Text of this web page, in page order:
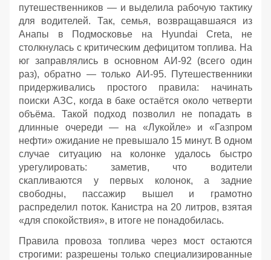
путешественников — и выделила рабочую тактику
для водителей. Так, семья, возвращавшаяся из
Анапы в Подмосковье на Hyundai Creta, не
столкнулась с критическим дефицитом топлива. На
юг заправлялись в основном АИ‑92 (всего один
раз), обратно — только АИ‑95. Путешественники
придерживались простого правила: начинать
поиски АЗС, когда в баке остаётся около четверти
объёма. Такой подход позволил не попадать в
длинные очереди — на «Лукойле» и «Газпром
нефти» ожидание не превышало 15 минут. В одном
случае ситуацию на колонке удалось быстро
урегулировать: заметив, что водители
скапливаются у первых колонок, а задние
свободны, пассажир вышел и грамотно
распределил поток. Канистра на 20 литров, взятая
«для спокойствия», в итоге не понадобилась.
Правила провоза топлива через мост остаются
строгими: разрешены только специализированные